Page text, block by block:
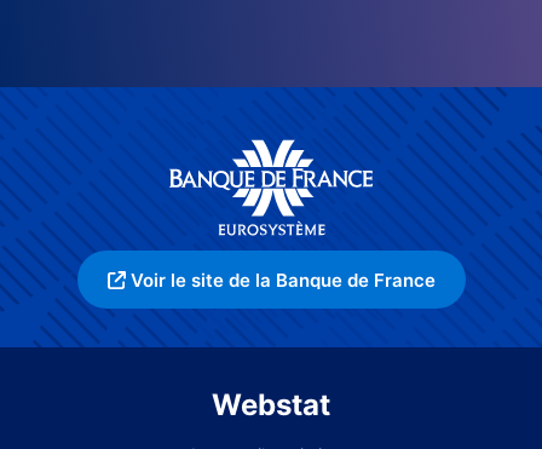
Voir le site de la Banque de France
Webstat